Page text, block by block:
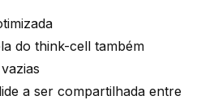
do think-cell também
a ser compartilhada entre